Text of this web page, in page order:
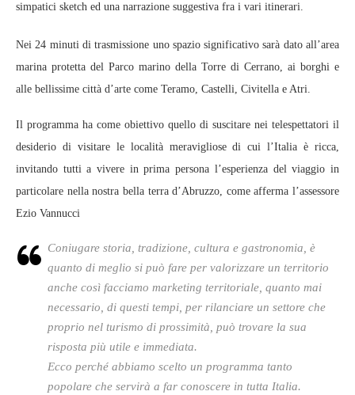
simpatici sketch ed una narrazione suggestiva fra i vari itinerari.
Nei 24 minuti di trasmissione uno spazio significativo sarà dato all’area
marina protetta del Parco marino della Torre di Cerrano, ai borghi e
alle bellissime città d’arte come Teramo, Castelli, Civitella e Atri.
Il programma ha come obiettivo quello di suscitare nei telespettatori il
desiderio di visitare le località meravigliose di cui l’Italia è ricca,
invitando tutti a vivere in prima persona l’esperienza del viaggio in
particolare nella nostra bella terra d’Abruzzo, come afferma l’assessore
Ezio Vannucci
Coniugare storia, tradizione, cultura e gastronomia, è
quanto di meglio si può fare per valorizzare un territorio
anche così facciamo marketing territoriale, quanto mai
necessario, di questi tempi, per rilanciare un settore che
proprio nel turismo di prossimità, può trovare la sua
risposta più utile e immediata.
Ecco perché abbiamo scelto un programma tanto
popolare che servirà a far conoscere in tutta Italia.